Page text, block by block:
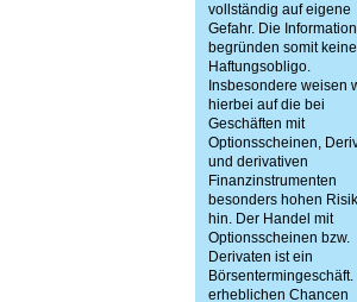
vollständig auf eigene
Gefahr. Die
begründen somit
Haftungsobligo.
Insbesondere weisen
hierbei auf die bei
Geschäften mit
Optionsscheinen,
und derivativen
Finanzinstrumenten
besonders hohen
hin. Der Handel mit
Optionsscheinen bzw.
Derivaten ist ein
Börsentermingeschäft.
erheblichen Chancen